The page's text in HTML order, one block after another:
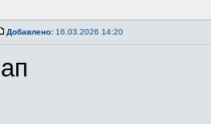
Добавлено: 16.03.2026 14:20
ап